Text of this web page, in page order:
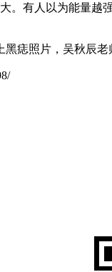
有人以为能量
痣照片，吴秋辰